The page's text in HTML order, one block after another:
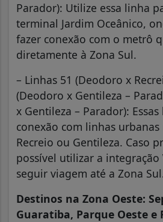
Parador): Utilize essa linha
terminal Jardim Oceânico,
fazer conexão com o metrô
diretamente à Zona Sul.
– Linhas 51 (Deodoro x
(Deodoro x Gentileza –
x Gentileza – Parador):
conexão com linhas
Recreio ou Gentileza. Caso
possível utilizar a integração
seguir viagem até a Zona
Destinos na Zona Oeste:
Guaratiba, Parque Oeste e